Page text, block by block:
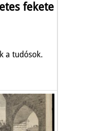
fekete
a tudósok.